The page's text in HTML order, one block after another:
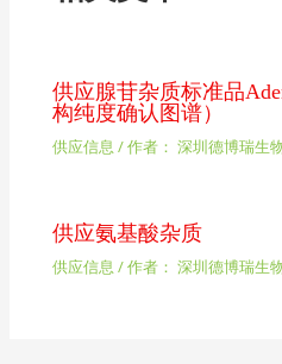
供应腺苷杂质标准品
构纯度确认图谱）
供应信息 / 作者： 深圳德博瑞生
供应氨基酸杂质
供应信息 / 作者： 深圳德博瑞生